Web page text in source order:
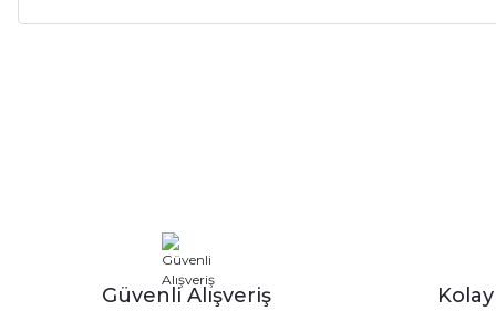
Ürün fiyatı diğer sitelerden daha pahalı.
Bu ürüne benzer farklı alternatifler olmalı.
Güvenli Alışveriş